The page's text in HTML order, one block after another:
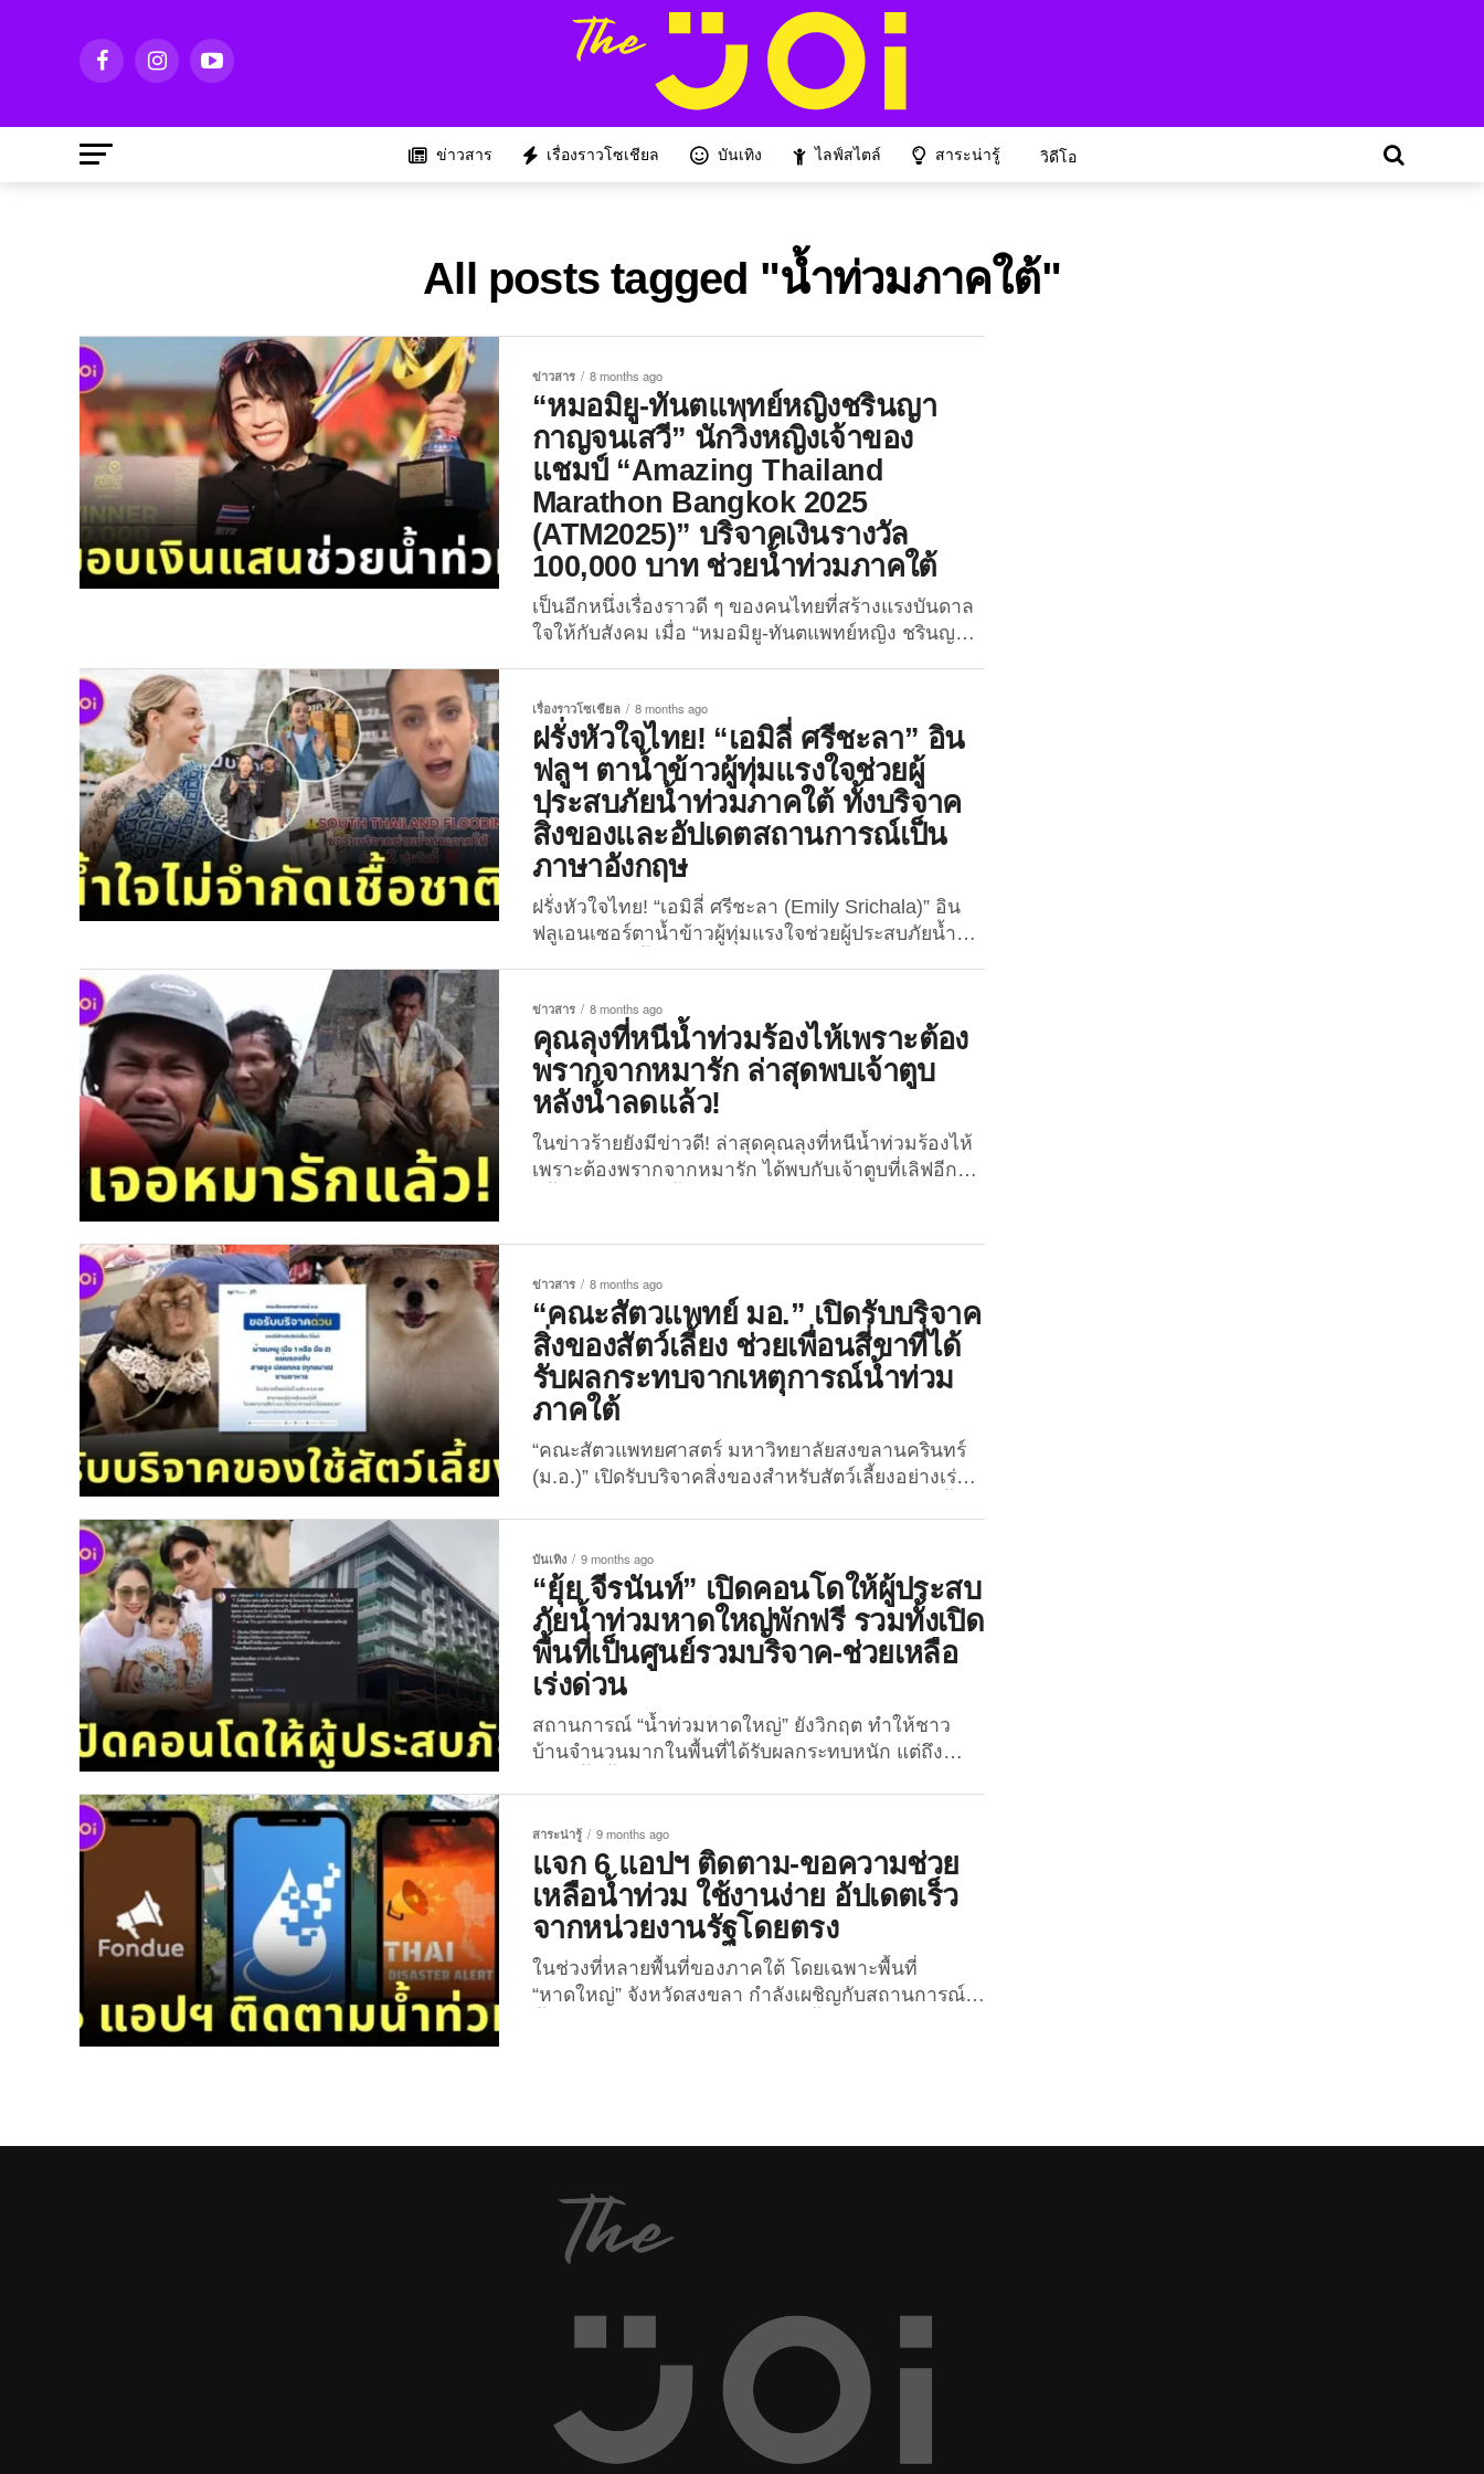
ข่าวสาร เรื่องราวโซเชียล บันเทิง ไลฟ์สไตล์ สาระน่ารู้ วิดีโอ
All posts tagged "น้ำท่วมภาคใต้"
ข่าวสาร 8 months ago
“หมอมิยู-ทันตแพทย์หญิงชรินญา
กาญจนเสวี” นักวิ่งหญิงเจ้าของ
แชมป์ “Amazing Thailand
Marathon Bangkok 2025
(ATM2025)” บริจาคเงินรางวัล
100,000 บาท ช่วยน้ำท่วมภาคใต้
เป็นอีกหนึ่งเรื่องราวดี ๆ ของคนไทยที่สร้างแรงบันดาล
ใจให้กับสังคม เมื่อ “หมอมิยู-ทันตแพทย์หญิง ชรินญา
มาราธอน “Amazing Thailand Marathon Bangkok
2025” พร้อมทั้งประกาศบริจาคเงินรางวัลทั้งหมด
จำนวน 100,000 บาท เพื่อช่วยเหลือพี่น้องชาวใต้ที่
ประสบปัญหาน้ำท่วมในขณะนี้ เมื่อวันที่...
เรื่องราวโซเชียล 8 months ago
ฝรั่งหัวใจไทย! “เอมิลี่ ศรีชะลา” อิน
ฟลูฯ ตาน้ำข้าวผู้ทุ่มแรงใจช่วยผู้
ประสบภัยน้ำท่วมภาคใต้ ทั้งบริจาค
สิ่งของและอัปเดตสถานการณ์เป็น
ภาษาอังกฤษ
ฝรั่งหัวใจไทย! “เอมิลี่ ศรีชะลา (Emily Srichala)” อิน
ฟลูเอนเซอร์ตาน้ำข้าวผู้ทุ่มแรงใจช่วยผู้ประสบภัยน้ำ
ในพื้นที่ภาคใต้ต่อเนื่องยาวนานกว่า 1 สัปดาห์ คนดัง
จากหลากหลายวงการต่างออกมารวมพลังช่วยเหลือผู้
ประสบภัยตามกำลังของตนเอง ไม่ว่าจะเป็นการลงพื้นที่
บริจาคสิ่งของ แบ่งปันข้อมูลข่าวสาร หรือเป็นกระบอก
เสียงให้ผู้คนได้รับรู้สถานการณ์ที่แท้จริง
@emily.srichala Please help donate to the south
of...
ข่าวสาร 8 months ago
คุณลุงที่หนีน้ำท่วมร้องไห้เพราะต้อง
พรากจากหมารัก ล่าสุดพบเจ้าตูบ
หลังน้ำลดแล้ว!
ในข่าวร้ายยังมีข่าวดี! ล่าสุดคุณลุงที่หนีน้ำท่วมร้องไห้
เพราะต้องพรากจากหมารัก ได้พบกับเจ้าตูบที่เลิฟอีก
อพยพหนีน้ำท่วมใหญ่ในพื้นที่หาดใหญ่ เนื่องจากบ้านจ
มอยู่ใต้น้ำทำให้คุณลุงไม่สามารถพาน้องหมาออกมา
ด้วยได้ และด้วยความเป็นห่วงสัตว์เลี้ยงที่ผูกพันกันมา
นาน คุณลุงถึงกับร้องไห้ด้วยความเสียใจที่ต้องพราก
จากกันโดยไม่รู้ว่าจะได้พบกันอีกหรือไม่ แต่หลังจาก
นั้นไม่นาน เมื่อวานนี้ (27 พฤศจิกายน 2568) ผู้ใช้บัญชี
“TikTok” ชื่อว่า “babyfa2911” ซึ่งทราบในภายหลังว่า
เป็นบัญชีของ “ลูกสาวของคุณลุงชาวใต้” คนในข่าวไว
รัล...
ข่าวสาร 8 months ago
“คณะสัตวแพทย์ มอ.” เปิดรับบริจาค
สิ่งของสัตว์เลี้ยง ช่วยเพื่อนสี่ขาที่ได้
รับผลกระทบจากเหตุการณ์น้ำท่วม
ภาคใต้
“คณะสัตวแพทยศาสตร์ มหาวิทยาลัยสงขลานครินทร์
(ม.อ.)” เปิดรับบริจาคสิ่งของสำหรับสัตว์เลี้ยงอย่างเร่ง
ดูแลสัตว์ขั้นพื้นฐานอย่างหนัก เมื่อวันที่ 25
พฤศจิกายน 2568 “คณะสัตวแพทยศาสตร์ ม.อ.” ได้
ออกประกาศด่วนผ่านเพจเฟซบุ๊กของคณะ เชิญชวน
ประชาชนร่วมบริจาคสิ่งของจำเป็นสำหรับสัตว์เลี้ยงเพื่อ
ช่วยเหลือสัตว์ที่ได้รับผลกระทบจากสถานการณ์น้ำท่วม
ในหลายพื้นที่ของภาคใต้ ซึ่งขณะนี้ยังอยู่ในระดับวิกฤต
หลายครอบครัวต้องอพยพออกจากบ้านพร้อมสัตว์เลี้ยง
ทำให้เกิดความขาดแคลนของใช้จำเป็นในการดูแล
สัตว์จำนวนมาก โดย “คณะสัตวแพทยศาสตร์ ม.อ.”
เปิดเผยว่าศูนย์พักพิงสัตว์เลี้ยงชั่วคราวภายใน
ที่กำลังประสบปัญหาขาดแคลนอุปกรณ์พื้นฐาน...
บันเทิง 9 months ago
“ยุ้ย จีรนันท์” เปิดคอนโดให้ผู้ประสบ
ภัยน้ำท่วมหาดใหญ่พักฟรี รวมทั้งเปิด
พื้นที่เป็นศูนย์รวมบริจาค-ช่วยเหลือ
เร่งด่วน
สถานการณ์ “น้ำท่วมหาดใหญ่” ยังวิกฤต ทำให้ชาว
บ้านจำนวนมากในพื้นที่ได้รับผลกระทบหนัก แต่ถึง
ภัยทันที ด้วยการเปิดคอนโดของน้องสาวที่สนิทให้ผู้
ประสบภัยและทีมอาสาเข้าพักฟรี พร้อมเปิดพื้นที่เป็น
จุดรวมบริจาคสำหรับทุกหน่วยงานที่ต้องการช่วยเหลือ
อย่างเร่งด่วน แม้ “ยุ้ย จีรนันท์” จะเป็นคนสระบุรีและ
ไม่มีความเกี่ยวข้องกับพื้นที่หาดใหญ่โดยตรง แต่เมื่อ
เห็นความเดือดร้อนของคนจำนวนมาก เธอก็ไม่อาจนิ่ง
ดูดายได้ จึงตัดสินใจรีโพสต์ประกาศช่วยเหลือผ่านอินส
สาระน่ารู้ 9 months ago
แจก 6 แอปฯ ติดตาม-ขอความช่วย
เหลือน้ำท่วม ใช้งานง่าย อัปเดตเร็ว
จากหน่วยงานรัฐโดยตรง
ในช่วงที่หลายพื้นที่ของภาคใต้ โดยเฉพาะพื้นที่
“หาดใหญ่” จังหวัดสงขลา กำลังเผชิญกับสถานการณ์
The Joi เลยรวบรวม 6 แอปฯ ติดตามสถานการณ์น้ำ
ท่วมและขอความช่วยเหลือ ที่ทุกคนควรมีติดเครื่องไว้
แถมใช้งานฟรีทั้งบน “Android” และ...